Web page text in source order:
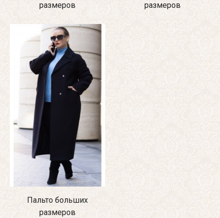
размеров
размеров
Пальто больших
размеров